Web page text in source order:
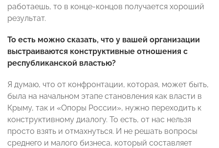
работаешь, то в конце-концов получается хороший
результат.
То есть можно сказать, что у вашей организации
выстраиваются конструктивные отношения с
республиканской властью?
Я думаю, что от конфронтации, которая, может быть,
была на начальном этапе становления как власти в
Крыму, так и «Опоры России», нужно переходить к
конструктивному диалогу. То есть, от нас нельзя
просто взять и отмахнуться. И не решать вопросы
среднего и малого бизнеса, который составляет